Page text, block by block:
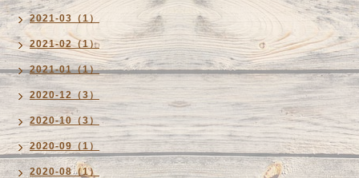
2021-03（1）
2021-02（1）
2021-01（1）
2020-12（3）
2020-10（3）
2020-09（1）
2020-08（1）